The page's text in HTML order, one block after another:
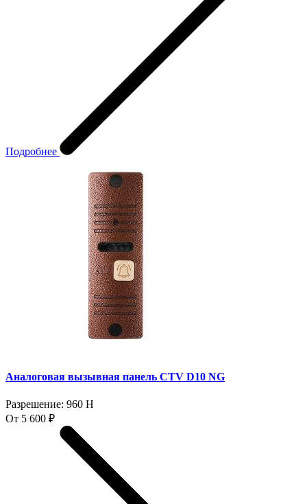
Подробнее
Аналоговая вызывная панель CTV D10 NG
Разрешение: 960 H
От 5 600 ₽